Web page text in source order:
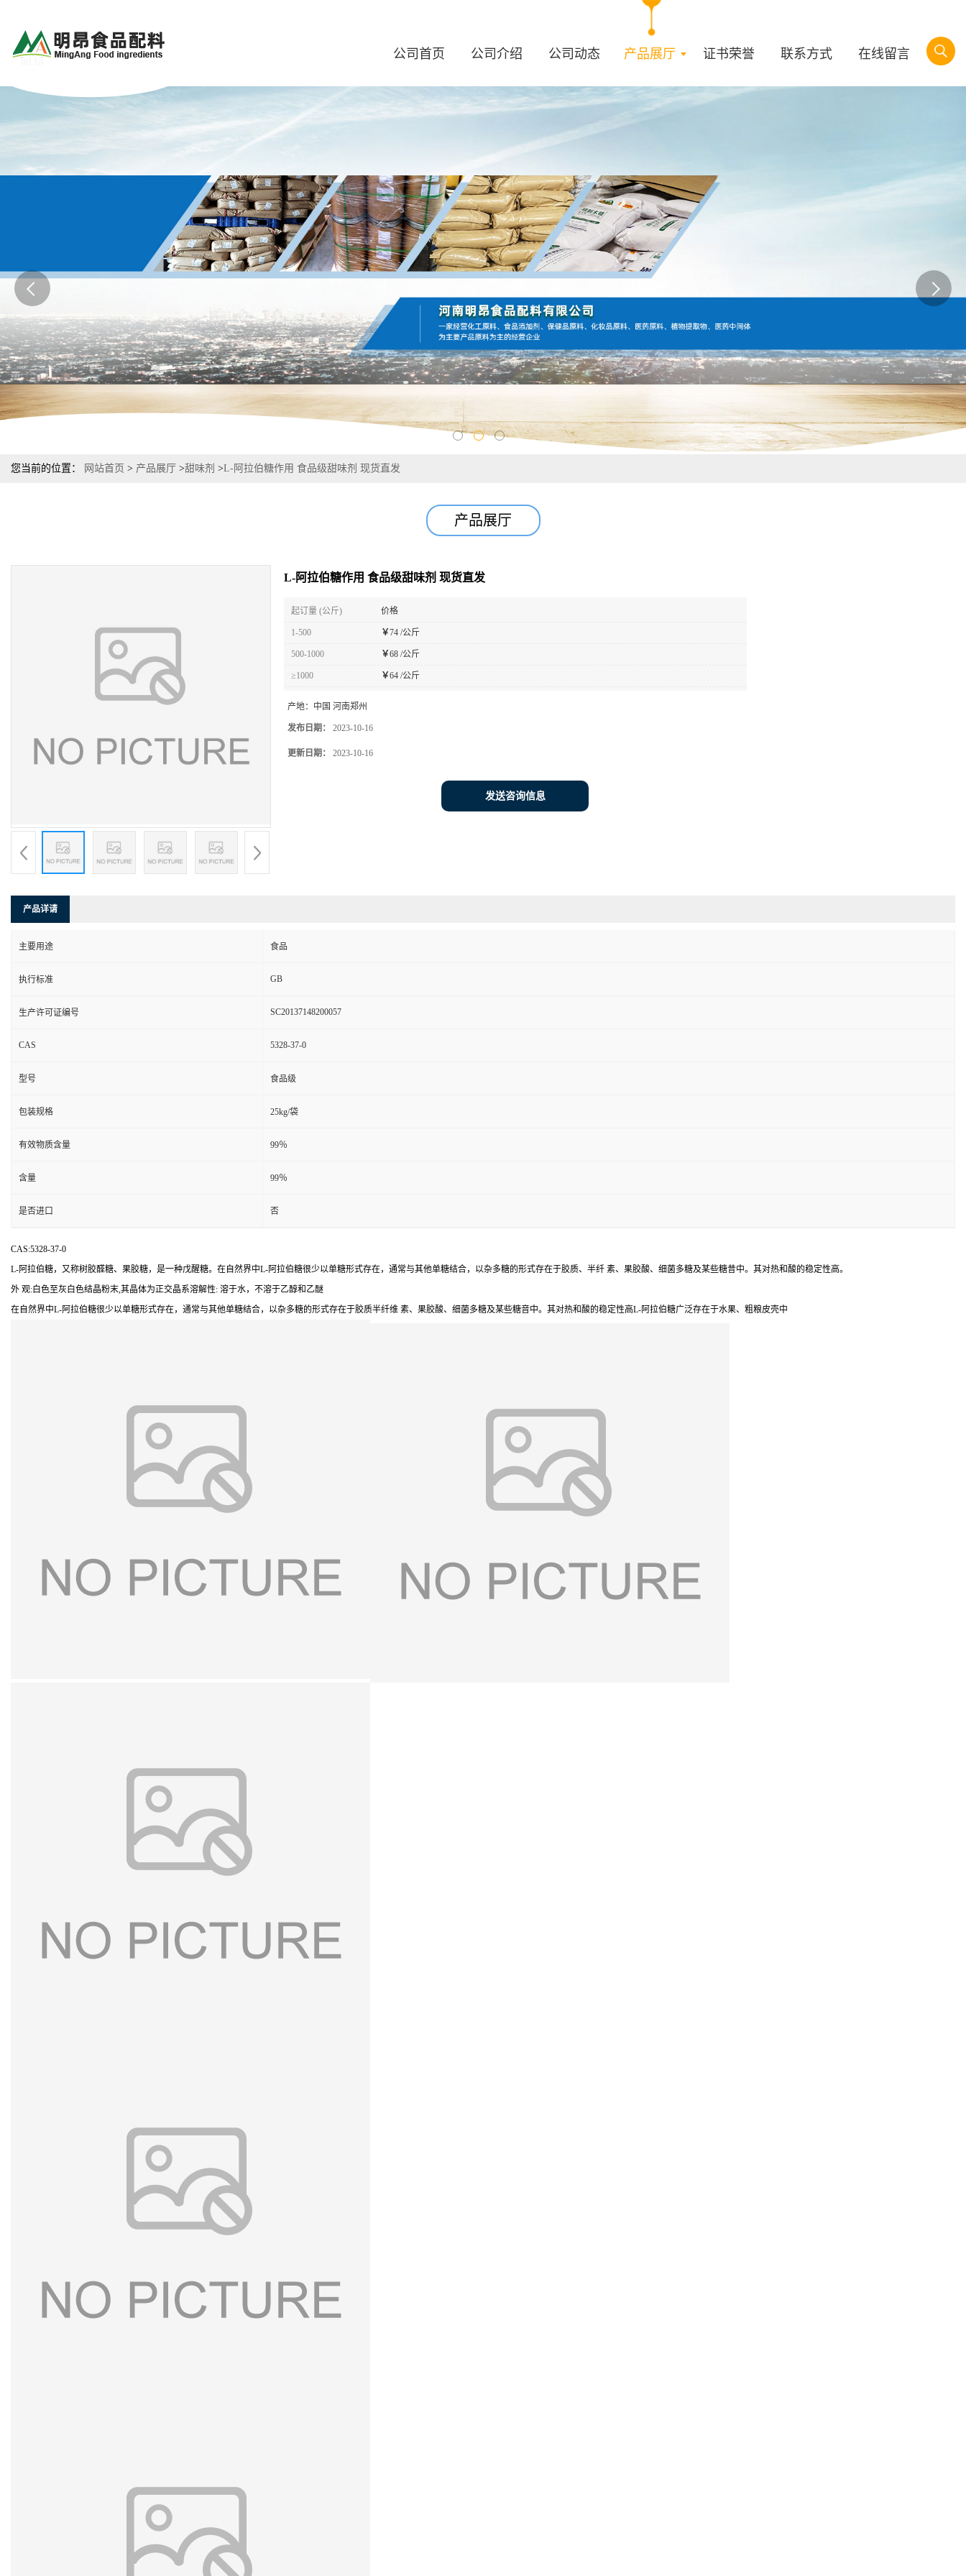
公司首页 公司介绍 公司动态 产品展厅 证书荣誉 联系方式 在线留言
您当前的位置： 网站首页 > 产品展厅 >甜味剂 >L-阿拉伯糖作用 食品级甜味剂 现货直发
产品展厅
L-阿拉伯糖作用 食品级甜味剂 现货直发
起订量 (公斤) 价格
1-500 ￥74 /公斤
500-1000 ￥68 /公斤
≥1000 ￥64 /公斤
产地： 中国 河南郑州
发布日期： 2023-10-16
更新日期： 2023-10-16
发送咨询信息
产品详请
主要用途 食品
执行标准 GB
生产许可证编号 SC20137148200057
CAS 5328-37-0
型号 食品级
包装规格 25kg/袋
有效物质含量 99％
含量 99％
是否进口 否
CAS:5328-37-0
L-阿拉伯糖，又称树胶醛糖、果胶糖，是一种戊醒糖。在自然界中L-阿拉伯糖很少以单糖形式存在，通常与其他单糖结合，以杂多糖的形式存在于胶质、半纤 素、果胶酸、细菌多糖及某些糖昔中。其对热和酸的稳定性高。
外 观:白色至灰白色结晶粉末,其晶体为正交晶系溶解性: 溶于水，不溶于乙醇和乙醚
在自然界中L-阿拉伯糖很少以单糖形式存在，通常与其他单糖结合，以杂多糖的形式存在于胶质半纤维 素、果胶酸、细菌多糖及某些糖音中。其对热和酸的稳定性高L-阿拉伯糖广泛存在于水果、粗粮皮壳中